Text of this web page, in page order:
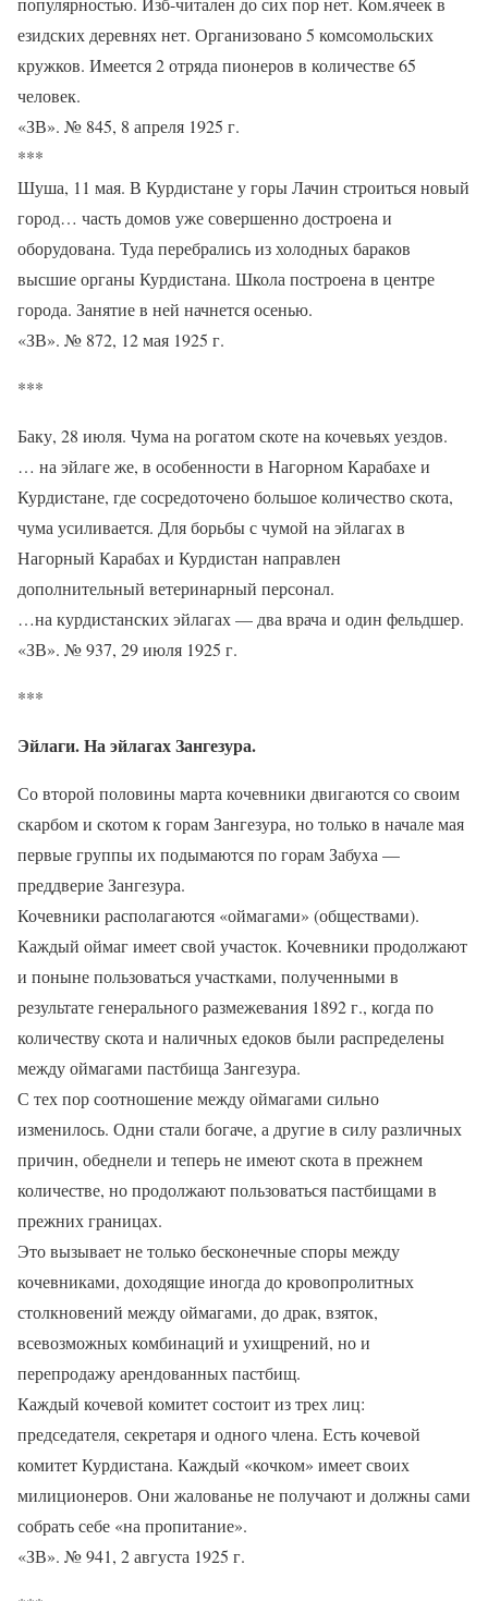
езидских деревнях нет. Организовано 5 комсомольских
кружков. Имеется 2 отряда пионеров в количестве 65
человек.
«ЗВ». № 845, 8 апреля 1925 г.
***
Шуша, 11 мая. В Курдистане у горы Лачин строиться новый
город… часть домов уже совершенно достроена и
оборудована. Туда перебрались из холодных бараков
высшие органы Курдистана. Школа построена в центре
города. Занятие в ней начнется осенью.
«ЗВ». № 872, 12 мая 1925 г.
***
Баку, 28 июля. Чума на рогатом скоте на кочевьях уездов.
… на эйлаге же, в особенности в Нагорном Карабахе и
Курдистане, где сосредоточено большое количество скота,
чума усиливается. Для борьбы с чумой на эйлагах в
Нагорный Карабах и Курдистан направлен
дополнительный ветеринарный персонал.
…на курдистанских эйлагах — два врача и один фельдшер.
«ЗВ». № 937, 29 июля 1925 г.
***
Эйлаги. На эйлагах Зангезура.
Со второй половины марта кочевники двигаются со своим
скарбом и скотом к горам Зангезура, но только в начале мая
первые группы их подымаются по горам Забуха —
преддверие Зангезура.
Кочевники располагаются «оймагами» (обществами).
Каждый оймаг имеет свой участок. Кочевники продолжают
и поныне пользоваться участками, полученными в
результате генерального размежевания 1892 г., когда по
количеству скота и наличных едоков были распределены
между оймагами пастбища Зангезура.
С тех пор соотношение между оймагами сильно
изменилось. Одни стали богаче, а другие в силу различных
причин, обеднели и теперь не имеют скота в прежнем
количестве, но продолжают пользоваться пастбищами в
прежних границах.
Это вызывает не только бесконечные споры между
кочевниками, доходящие иногда до кровопролитных
столкновений между оймагами, до драк, взяток,
всевозможных комбинаций и ухищрений, но и
перепродажу арендованных пастбищ.
Каждый кочевой комитет состоит из трех лиц:
председателя, секретаря и одного члена. Есть кочевой
комитет Курдистана. Каждый «кочком» имеет своих
милиционеров. Они жалованье не получают и должны сами
собрать себе «на пропитание».
«ЗВ». № 941, 2 августа 1925 г.